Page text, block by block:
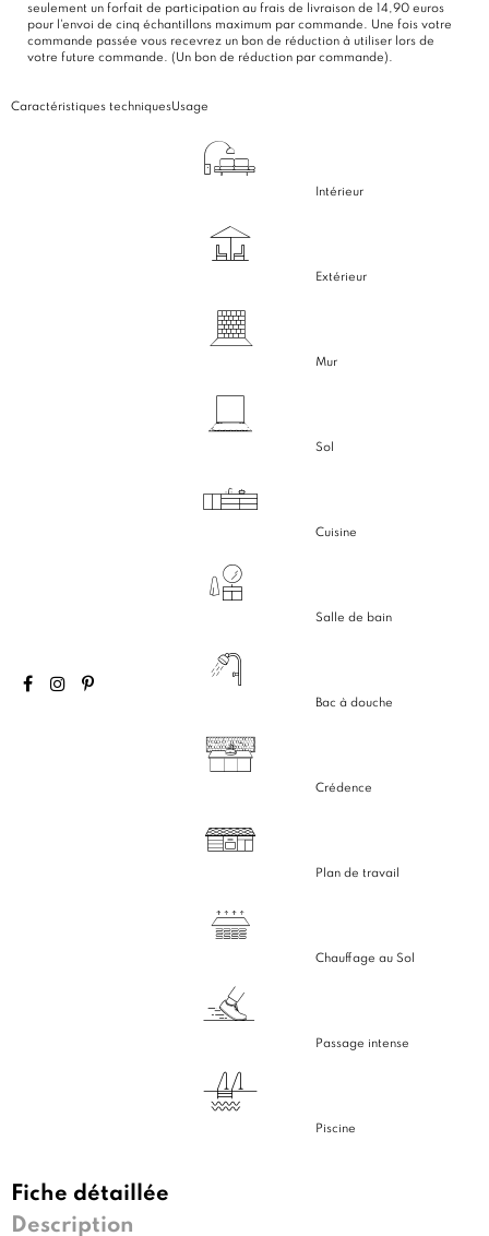
seulement un forfait de participation au frais de livraison de 14,90 euros
pour l'envoi de cinq échantillons maximum par commande. Une fois votre
commande passée vous recevrez un bon de réduction à utiliser lors de
votre future commande. (Un bon de réduction par commande).
Caractéristiques techniquesUsage
Intérieur
Extérieur
Mur
Sol
Cuisine
Salle de bain
Bac à douche
Crédence
Plan de travail
Chauffage au Sol
Passage intense
Piscine
Fiche détaillée
Description